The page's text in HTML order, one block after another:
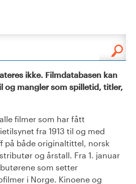
ikke. Filmdatabasen kan
og mangler som spilletid, titler,
filmer som har fått
fra 1913 til og med
på både originaltittel, norsk
og årstall. Fra 1. januar
som setter
i Norge. Kinoene og